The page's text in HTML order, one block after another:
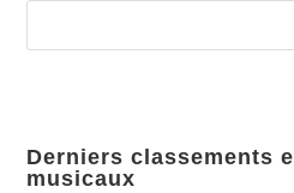
Derniers classements
musicaux